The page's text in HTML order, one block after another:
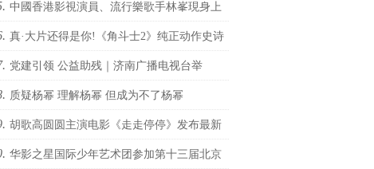
中國香港影視演員、流行樂歌手林峯現身上
商場 點亮「繽紛歐普藝術樂園」開幕儀式
真·大片还得是你!《角斗士2》纯正动作史诗
席卷大银幕
党建引领 公益助残｜济南广播电视台举
聚光”公益观影活动
质疑杨幂 理解杨幂 但成为不了杨幂
胡歌高圆圆主演电影《走走停停》发布最新
告 狂野一家上演劲爆日常
华影之星国际少年艺术团参加第十三届北京